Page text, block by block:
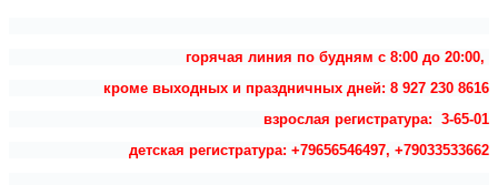
горячая линия по будням с 8:00 до 20:00,
кроме выходных и праздничных дней: 8 927 230 8616
взрослая регистратура: 3-65-01
детская регистратура: +79656546497, +79033533662